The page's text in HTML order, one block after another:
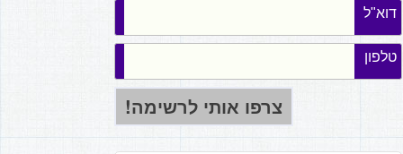
דוא"ל
טלפון